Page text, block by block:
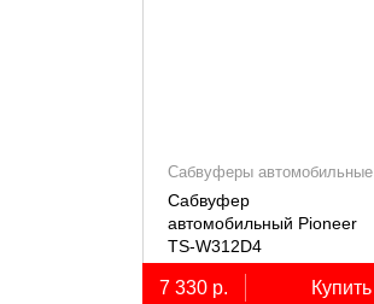
Сабвуферы автомобильные
Сабвуфер
автомобильный Pioneer
TS-W312D4
7 330 р. Купить